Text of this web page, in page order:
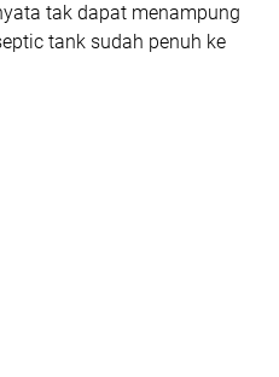
tak dapat menampung
tank sudah penuh ke